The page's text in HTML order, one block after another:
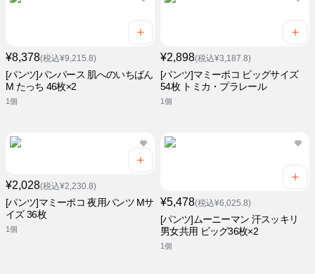
¥8,378(税込¥9,215.8)
[パンツ]パンパース 肌へのいちばん
M たっち 46枚×2
1個
¥2,898(税込¥3,187.8)
[パンツ]マミーポコ ビッグサイズ
54枚 トミカ・プラレール
1個
¥2,028(税込¥2,230.8)
[パンツ]マミーポコ 夜用パンツ Mサ
イズ 36枚
1個
¥5,478(税込¥6,025.8)
[パンツ]ムーニーマン 汗スッキリ
男女共用 ビッグ36枚×2
1個